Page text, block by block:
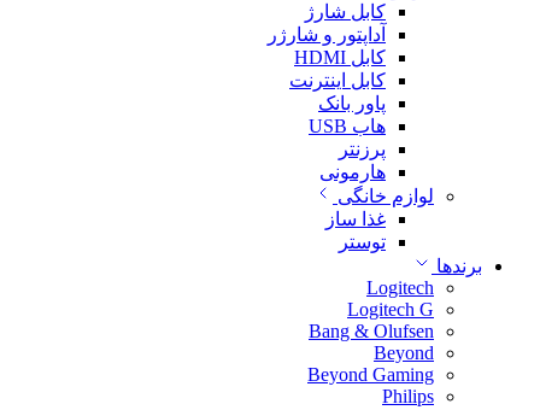
کابل شارژ
آداپتور و شارژر
کابل HDMI
کابل اینترنت
پاور بانک
هاب USB
پرزنتر
هارمونی
لوازم خانگی
غذا ساز
توستر
برندها
Logitech
Logitech G
Bang & Olufsen
Beyond
Beyond Gaming
Philips